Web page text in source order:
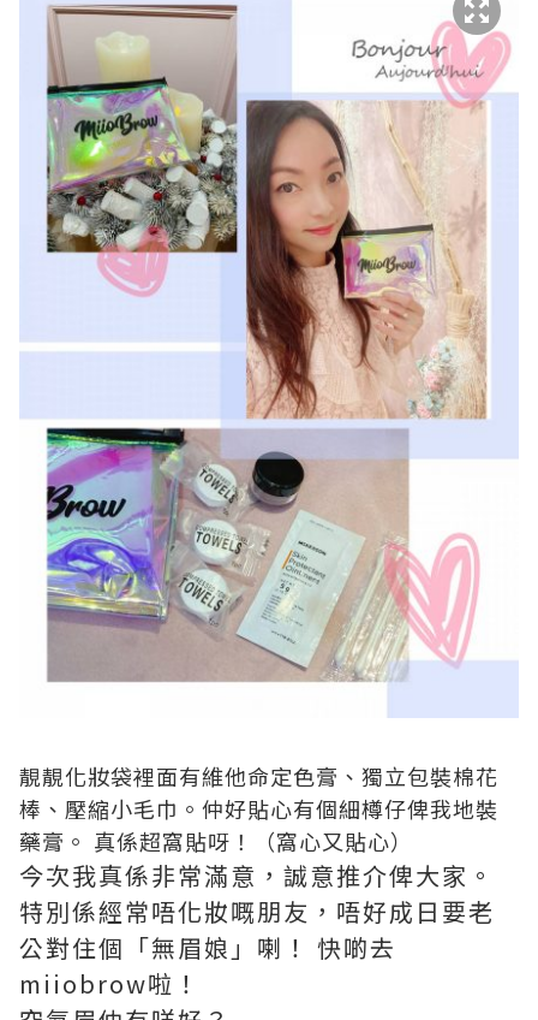
靚靚化妝袋裡面有維他命定色膏、獨立包裝棉花
棒、壓縮小毛巾。仲好貼心有個細樽仔俾我地裝
藥膏。 真係超窩貼呀！（窩心又貼心）
今次我真係非常滿意，誠意推介俾大家。
特別係經常唔化妝嘅朋友，唔好成日要老
公對住個「無眉娘」喇！ 快啲去
miiobrow啦！